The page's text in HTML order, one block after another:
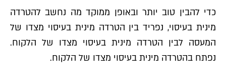
כדי להבין טוב יותר ובאופן ממוקד מה נחשב להטרדה
מינית בעיסוי, נפריד בין הטרדה מינית בעיסוי מצדו של
המעסה לבין הטרדה מינית בעיסוי מצדו של הלקוח.
נפתח בהטרדה מינית בעיסוי מצדו של הלקוח.